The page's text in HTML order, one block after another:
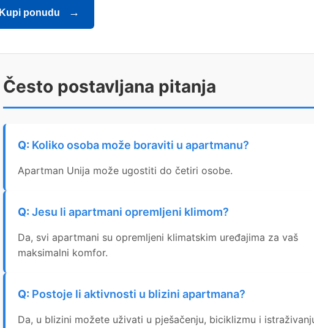
Kupi ponudu
Često postavljana pitanja
Koliko osoba može boraviti u apartmanu?
Apartman Unija može ugostiti do četiri osobe.
Jesu li apartmani opremljeni klimom?
Da, svi apartmani su opremljeni klimatskim uređajima za vaš
maksimalni komfor.
Postoje li aktivnosti u blizini apartmana?
Da, u blizini možete uživati u pješačenju, biciklizmu i